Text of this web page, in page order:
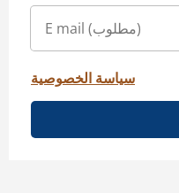
سياسة الخصوصية